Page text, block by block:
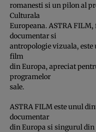
romanesti si un pilon al
Culturala
Europeana. ASTRA
documentar si
antropologie vizuala,
film
din Europa, apreciat
programelor
sale.
ASTRA FILM este unul
documentar
din Europa si singurul din